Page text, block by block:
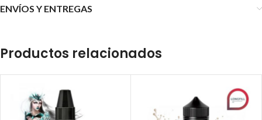
ENVÍOS Y ENTREGAS
Productos relacionados